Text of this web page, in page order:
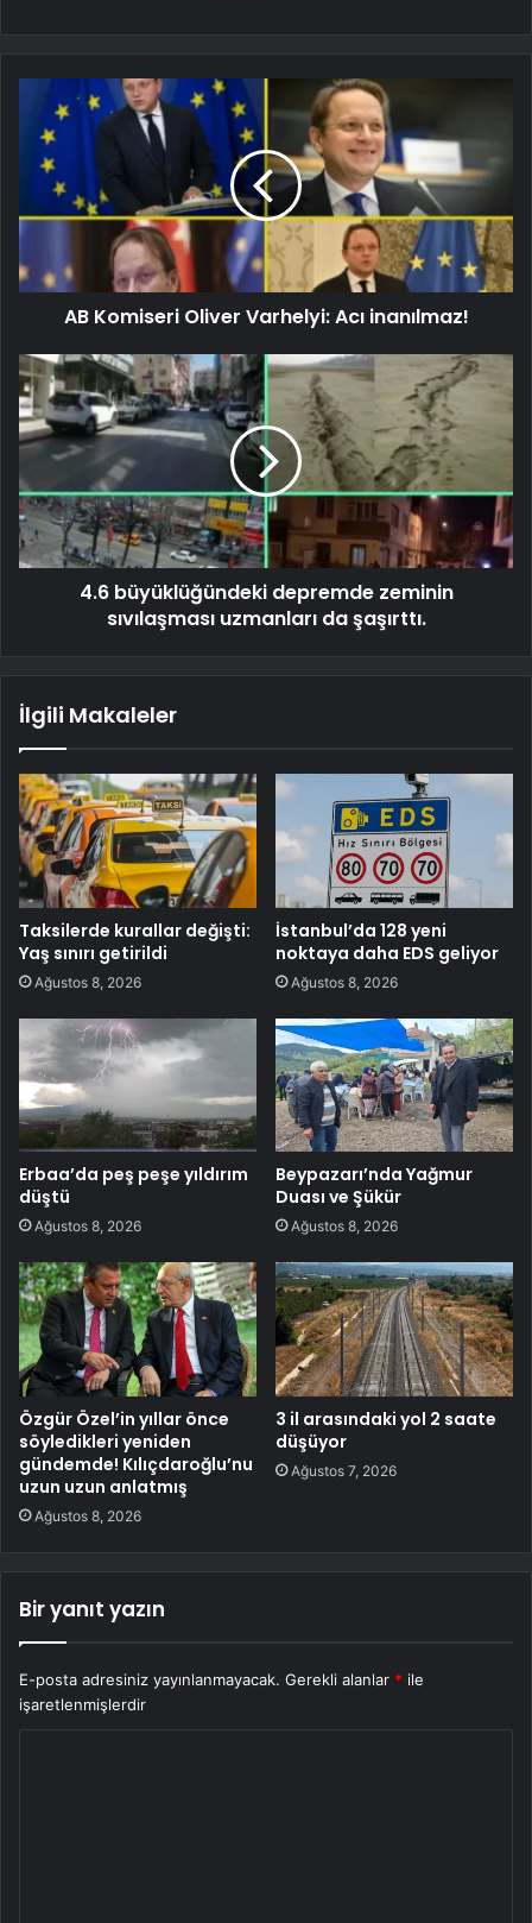
AB Komiseri Oliver Varhelyi: Acı inanılmaz!
4.6 büyüklüğündeki depremde zeminin
sıvılaşması uzmanları da şaşırttı.
İlgili Makaleler
Taksilerde kurallar değişti:
Yaş sınırı getirildi
Ağustos 8, 2026
İstanbul’da 128 yeni
noktaya daha EDS geliyor
Ağustos 8, 2026
Erbaa’da peş peşe yıldırım
düştü
Ağustos 8, 2026
Beypazarı’nda Yağmur
Duası ve Şükür
Ağustos 8, 2026
Özgür Özel’in yıllar önce
söyledikleri yeniden
gündemde! Kılıçdaroğlu’nu
uzun uzun anlatmış
Ağustos 8, 2026
3 il arasındaki yol 2 saate
düşüyor
Ağustos 7, 2026
Bir yanıt yazın
E-posta adresiniz yayınlanmayacak. Gerekli alanlar * ile
işaretlenmişlerdir